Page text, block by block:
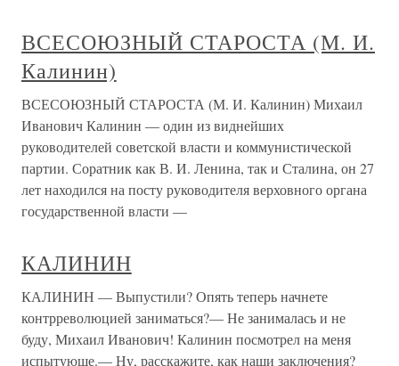
ВСЕСОЮЗНЫЙ СТАРОСТА (М. И.
Калинин)
ВСЕСОЮЗНЫЙ СТАРОСТА (М. И. Калинин) Михаил
Иванович Калинин — один из виднейших
руководителей советской власти и коммунистической
партии. Соратник как В. И. Ленина, так и Сталина, он 27
лет находился на посту руководителя верховного органа
государственной власти —
КАЛИНИН
КАЛИНИН — Выпустили? Опять теперь начнете
контрреволюцией заниматься?— Не занималась и не
буду, Михаил Иванович! Калинин посмотрел на меня
испытующе.— Ну, расскажите, как наши заключения?